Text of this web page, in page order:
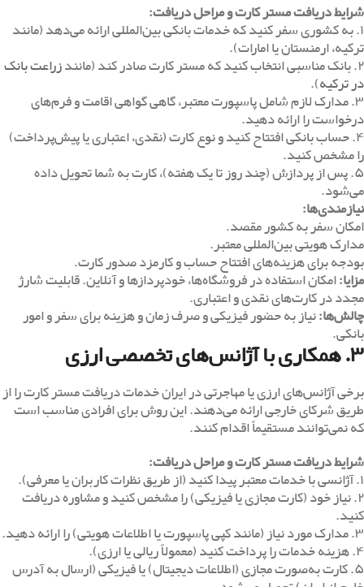
شرایط دریافت مستر کارت و مراحل دریافت:
۱. به کشوری سفر کنید که خدمات بانکی بین‌المللی ارائه می‌دهد (مانند
ترکیه، ارمنستان یا امارات).
۲. بانک مناسبی انتخاب کنید که مستر کارت صادر کند (مانند
زراعت بانک
در ترکیه).
۳. مدارک لازم شامل پاسپورت معتبر، گاهی گواهی اقامت و فرم‌های
درخواست را ارائه دهید.
۴. حساب بانکی افتتاح کنید و نوع کارت (نقدی، اعتباری یا پیش‌پرداخت)
را مشخص کنید.
۵. پس از پردازش (چند روز تا یک هفته)، کارت به شما تحویل داده
می‌شود.
نیازمندی‌ها:
امکان سفر به کشور مقصد.
مدارک هویتی بین‌المللی معتبر.
بودجه برای هزینه‌های افتتاح حساب و کارمزد صدور کارت.
مزایا:امکان استفاده در فروشگاه‌ها، خودپردازها و آنلاین. قابلیت شارژ
مجدد در کارت‌های نقدی و اعتباری.
چالش‌ها:نیاز به حضور فیزیکی و صرف زمان و هزینه برای سفر و امور
بانکی.
۳. همکاری با آژانس‌های تخصصی ارزی
برخی آژانس‌های ارزی یا مهاجرتی در ایران خدمات دریافت مستر کارت را از
طریق شرکای خارجی ارائه می‌دهند. این روش برای افرادی مناسب است
که نمی‌توانند مستقیماً اقدام کنند.
شرایط دریافت مستر کارت و مراحل دریافت:
۱. آژانسی با خدمات معتبر پیدا کنید (از طریق نظرات کاربران یا معرفی).
۲. نیاز خود (کارت مجازی یا فیزیکی) را مشخص کنید و مشاوره دریافت
کنید.
۳. مدارک مورد نیاز (مانند کپی پاسپورت یا اطلاعات هویتی) را ارائه دهید.
۴. هزینه خدمات را پرداخت کنید (معمولاً ریالی یا ارزی).
۵. کارت به‌صورت مجازی (اطلاعات دیجیتال) یا فیزیکی (ارسال به آدرس